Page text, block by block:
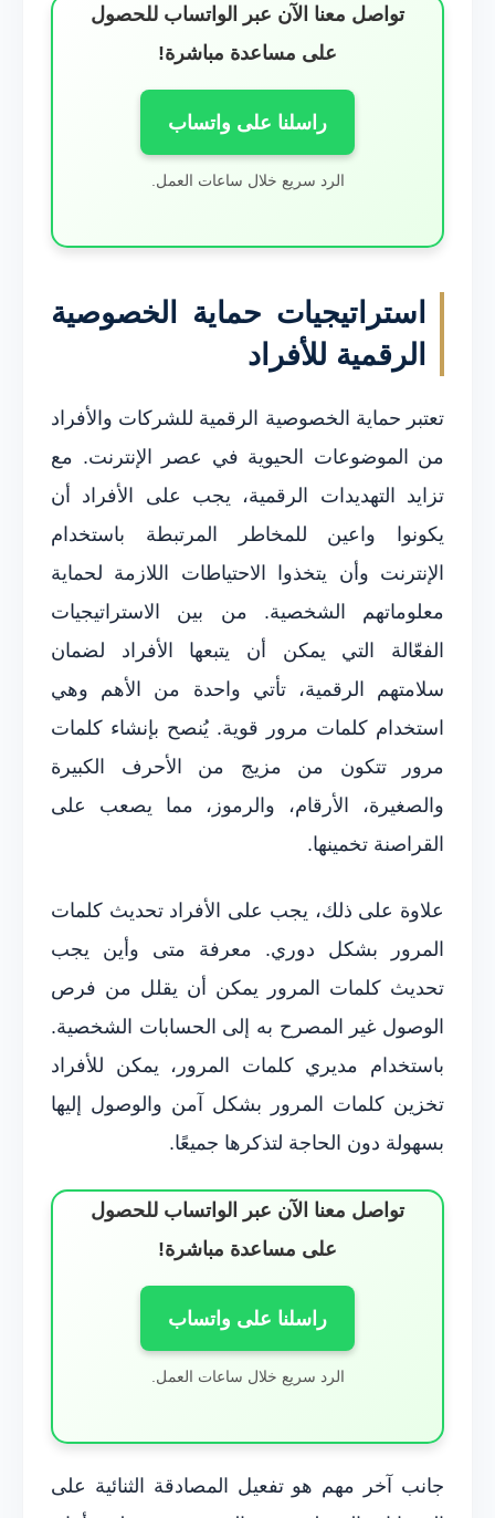
تواصل معنا الآن عبر الواتساب للحصول
على مساعدة مباشرة!
راسلنا على واتساب
الرد سريع خلال ساعات العمل.
استراتيجيات حماية الخصوصية
الرقمية للأفراد
تعتبر حماية الخصوصية الرقمية للشركات والأفراد
من الموضوعات الحيوية في عصر الإنترنت. مع
تزايد التهديدات الرقمية، يجب على الأفراد أن
يكونوا واعين للمخاطر المرتبطة باستخدام
الإنترنت وأن يتخذوا الاحتياطات اللازمة لحماية
معلوماتهم الشخصية. من بين الاستراتيجيات
الفعّالة التي يمكن أن يتبعها الأفراد لضمان
سلامتهم الرقمية، تأتي واحدة من الأهم وهي
استخدام كلمات مرور قوية. يُنصح بإنشاء كلمات
مرور تتكون من مزيج من الأحرف الكبيرة
والصغيرة، الأرقام، والرموز، مما يصعب على
القراصنة تخمينها.
علاوة على ذلك، يجب على الأفراد تحديث كلمات
المرور بشكل دوري. معرفة متى وأين يجب
تحديث كلمات المرور يمكن أن يقلل من فرص
الوصول غير المصرح به إلى الحسابات الشخصية.
باستخدام مديري كلمات المرور، يمكن للأفراد
تخزين كلمات المرور بشكل آمن والوصول إليها
بسهولة دون الحاجة لتذكرها جميعًا.
تواصل معنا الآن عبر الواتساب للحصول
على مساعدة مباشرة!
راسلنا على واتساب
الرد سريع خلال ساعات العمل.
جانب آخر مهم هو تفعيل المصادقة الثنائية على